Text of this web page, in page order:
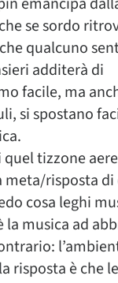
se sordo
qualcuno
additerà di
facile, ma
si spostano
tizzone
meta/risposta di
cosa leghi
la musica ad
risposta è che